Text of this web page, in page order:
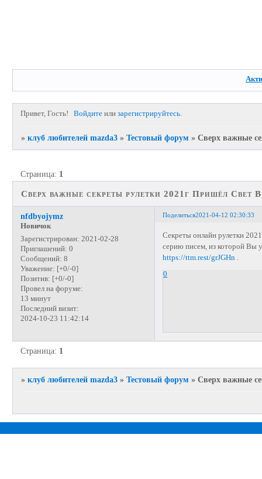
Привет, Гость! Войдите илизарегистрируйтесь.
»клуб любителей mazda3 »Тестовый форум »Сверх важные
Сверх важные секреты рулетки 2021г Пришёл Свет
Страница: 1
Поделиться2021-04-12 02:30:33
nfdbyojymz
Новичок
Зарегистрирован: 2021-02-28
Приглашений: 0
Сообщений: 8
Уважение: [+0/-0]
Позитив: [+0/-0]
Провел на форуме:
13 минут
Последний визит:
2024-10-23 11:42:14
Секреты онлайн рулетки
серию писем, из которой Вы
https://ttm.rest/grJGHn
0
Страница: 1
»клуб любителей mazda3 »Тестовый форум »Сверх важные